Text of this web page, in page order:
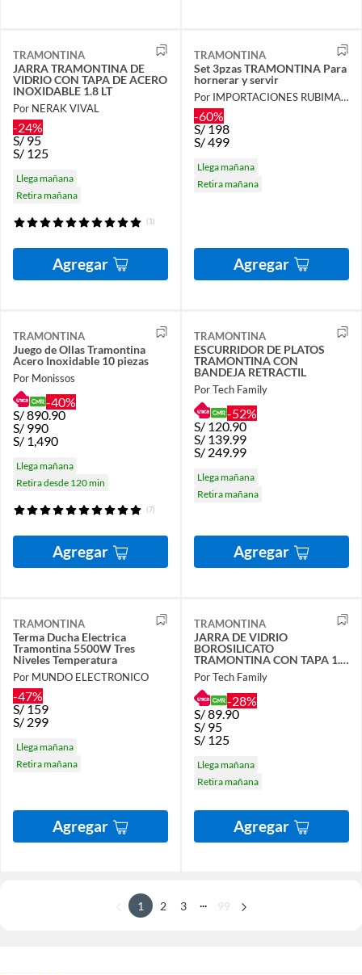
TRAMONTINA
JARRA TRAMONTINA DE
VIDRIO CON TAPA DE ACERO
INOXIDABLE 1.8 LT
Por NERAK VIVAL
-24%
S/95
S/ 125
Llega mañana
Retira mañana
(1)
Agregar
TRAMONTINA
Set 3pzas TRAMONTINA Para
hornerar y servir
Por IMPORTACIONES RUBIMAR S.A.C.
-60%
S/198
S/499
Llega mañana
Retira mañana
Agregar
TRAMONTINA
Juego de Ollas Tramontina
Acero Inoxidable 10 piezas
Por Monissos
-40%
S/890.90
S/ 990
S/ 1,490
Llega mañana
Retira desde 120 min
(7)
Agregar
TRAMONTINA
ESCURRIDOR DE PLATOS
TRAMONTINA CON
BANDEJA RETRACTIL
Por Tech Family
-52%
S/ 120.90
S/ 139.99
S/ 249.99
Llega mañana
Retira mañana
Agregar
TRAMONTINA
Terma Ducha Electrica
Tramontina 5500W Tres
Niveles Temperatura
Por MUNDO ELECTRONICO
-47%
S/ 159
S/ 299
Llega mañana
Retira mañana
Agregar
TRAMONTINA
JARRA DE VIDRIO
BOROSILICATO
TRAMONTINA CON TAPA 1.8
L
Por Tech Family
-28%
S/89.90
S/ 95
S/ 125
Llega mañana
Retira mañana
Agregar
1 2 3 99